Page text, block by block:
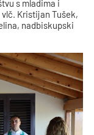
s mladima i
Kristijan Tušek,
nadbiskupski